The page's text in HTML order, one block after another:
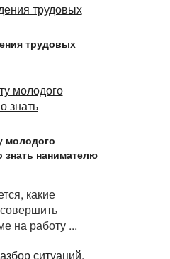
трудовых
молодого
знать нанимателю
какие
на работу ...